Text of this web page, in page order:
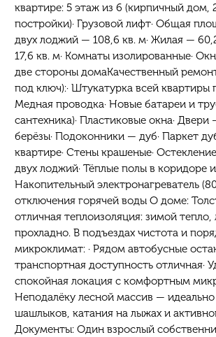
квартире: 5 этаж из 6 (кирпичный дом,
постройки)· Грузовой лифт· Общая
двух лоджий — 108,6 кв. м· Жилая —
17,6 кв. м· Комнаты изолированные·
две стороны домаКачественный
под ключ):· Штукатурка всей квартиры
Медная проводка· Новые батареи и
сантехника)· Пластиковые окна· Двери
берёзы· Подоконники — дуб· Паркет
квартире· Стены крашеные·
двух лоджий· Тёплые полы в коридоре и
Накопительный электронагреватель
отключения горячей воды О доме:
отличная теплоизоляция: зимой тепло,
прохладно. В подъездах чистота и
микроклимат: · Рядом автобусные
транспортная доступность отличная·
спокойная локация с комфортным
Неподалёку лесной массив — идеально
шашлыков, катания на лыжах и
Документы: Один взрослый